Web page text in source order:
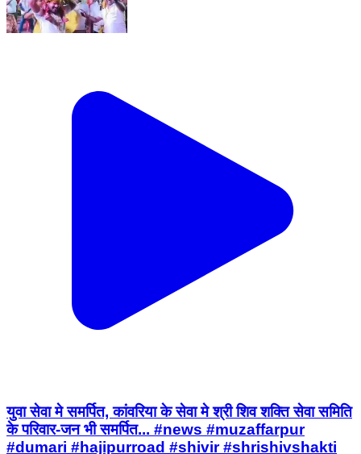
युवा सेवा मे समर्पित, कांवरिया के सेवा मे श्री शिव शक्ति सेवा समिति
के परिवार-जन भी समर्पित... #news #muzaffarpur
#dumari #hajipurroad #shivir #shrishivshakti